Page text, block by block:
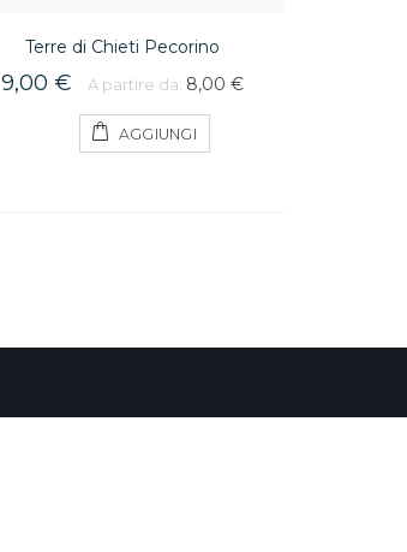
Terre di Chieti Pecorino
9,00 € A partire da: 8,00 €
AGGIUNGI